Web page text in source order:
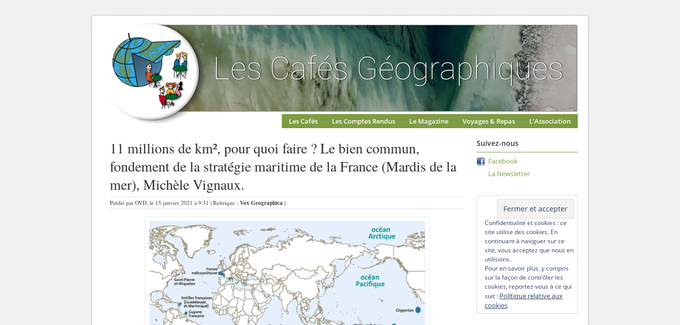
Les Cafés Les Comptes Rendus Le Magazine Voyages & Repas L’Association
11 millions de km², pour quoi faire ? Le bien commun,
fondement de la stratégie maritime de la France (Mardis de la
mer), Michèle Vignaux.
Publié par OVD, le 15 janvier 2021 à 9:31 | Rubrique : Vox Geographica |
Suivez-nous
Facebook
La Newsletter
Confidentialité et cookies : ce
site utilise des cookies. En
continuant à naviguer sur ce
site, vous acceptez que nous en
utilisions.
Pour en savoir plus, y compris
sur la façon de contrôler les
cookies, reportez-vous à ce qui
suit : Politique relative aux
cookies